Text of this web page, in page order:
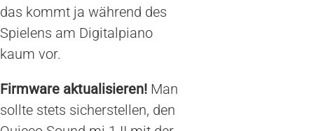
das kommt ja während des
Spielens am Digitalpiano
kaum vor.
Firmware aktualisieren! Man
sollte stets sicherstellen, den